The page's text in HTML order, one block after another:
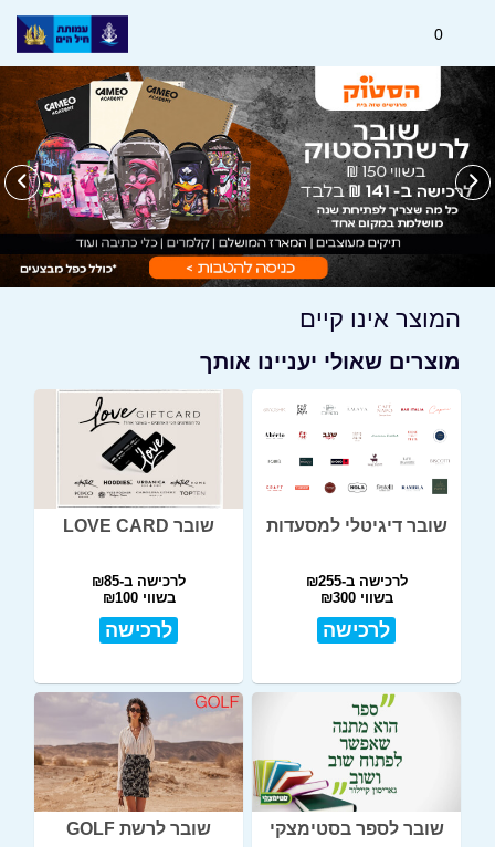
0
המוצר אינו קיים
מוצרים שאולי יעניינו אותך
שובר דיגיטלי למסעדות
לרכישה ב-₪255
בשווי ₪300
לרכישה
שובר LOVE CARD
לרכישה ב-₪85
בשווי ₪100
לרכישה
שובר לספר בסטימצקי שובר לרשת GOLF